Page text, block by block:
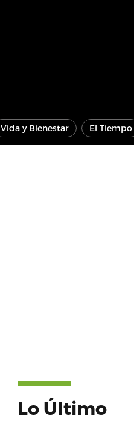
Vida y Bienestar El Tiempo
Lo Último